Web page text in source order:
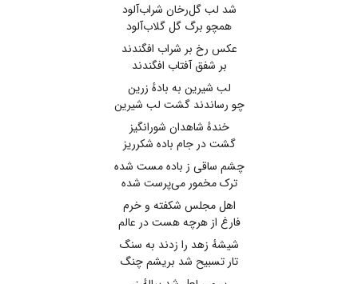
شد لب گل‌رخان شراب‌آلود
همچو برگ گل گلاب‌آلود
عکس رخ بر شراب افگندند
بر شفق آفتاب افگندند
لب شیرین به بادهٔ زرین
چو رساندند گشت لب شیرین
خندهٔ شاهدان شورانگیز
گشت در جام باده شکرریز
چشم ساقی ز باده مست شده
ترک مخمور می‌پرست شده
اهل مجلس شکفته و خرم
فارغ از هرچه هست در عالم
شیشهٔ زهد را زدند به سنگ
تار تسبیح شد بریشم چنگ